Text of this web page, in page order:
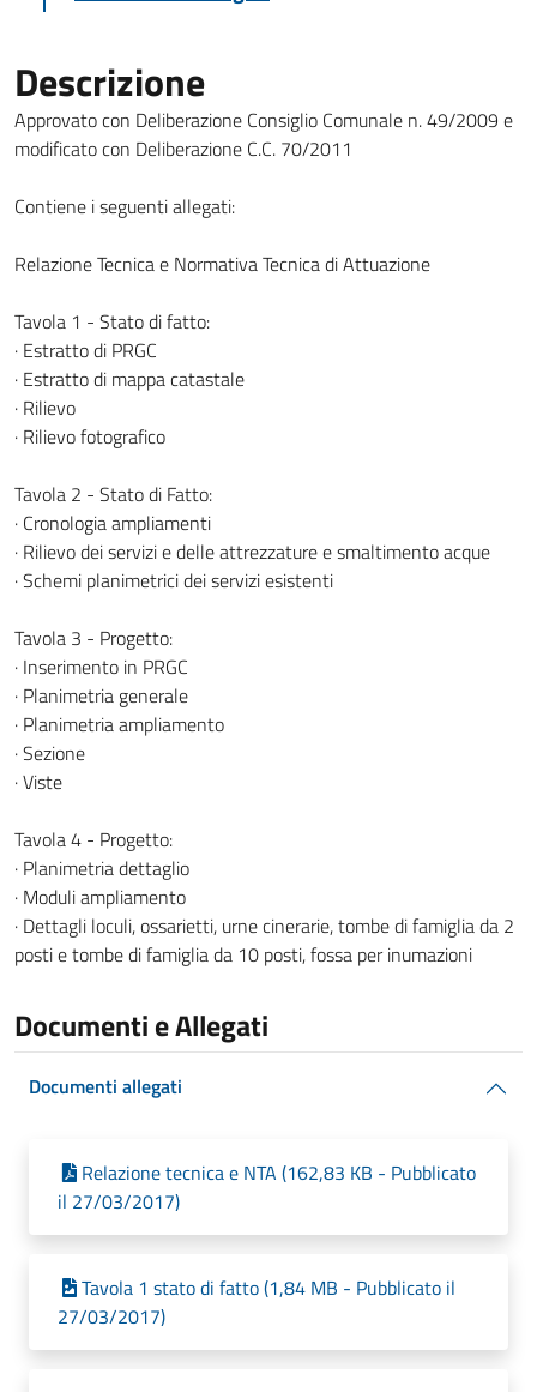
Descrizione
Approvato con Deliberazione Consiglio Comunale n. 49/2009 e
modificato con Deliberazione C.C. 70/2011
Contiene i seguenti allegati:
Relazione Tecnica e Normativa Tecnica di Attuazione
Tavola 1 - Stato di fatto:
· Estratto di PRGC
· Estratto di mappa catastale
· Rilievo
· Rilievo fotografico
Tavola 2 - Stato di Fatto:
· Cronologia ampliamenti
· Rilievo dei servizi e delle attrezzature e smaltimento acque
· Schemi planimetrici dei servizi esistenti
Tavola 3 - Progetto:
· Inserimento in PRGC
· Planimetria generale
· Planimetria ampliamento
· Sezione
· Viste
Tavola 4 - Progetto:
· Planimetria dettaglio
· Moduli ampliamento
· Dettagli loculi, ossarietti, urne cinerarie, tombe di famiglia da 2
posti e tombe di famiglia da 10 posti, fossa per inumazioni
Documenti e Allegati
Documenti allegati
Relazione tecnica e NTA (162,83 KB - Pubblicato
il 27/03/2017)
Tavola 1 stato di fatto (1,84 MB - Pubblicato il
27/03/2017)